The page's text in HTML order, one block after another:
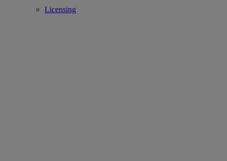
Licensing